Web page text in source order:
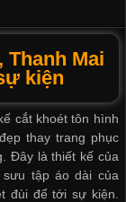
Thanh Mai
kiện
cắt khoét tôn hình
thay trang phục
Đây là thiết kế của
tập áo dài của
đùi để tới sự kiện.